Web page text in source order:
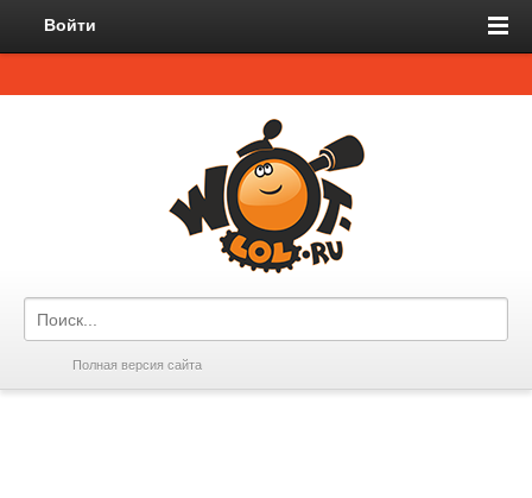
Войти
Полная версия сайта